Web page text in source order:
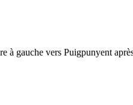
à gauche vers Puigpunyent